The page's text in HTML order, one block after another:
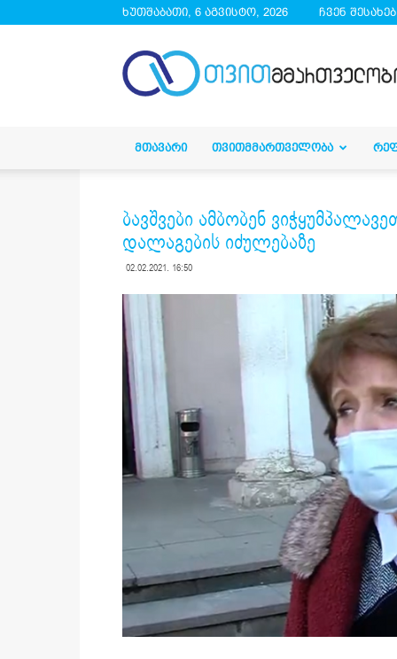
ხუთშაბათი, 6 აგვისტო, 2026 ჩვენ შესახებ
ᲛᲗᲐᲕᲐᲠᲘ ᲗᲕᲘᲗᲛᲛᲐᲠᲗᲕᲔᲚᲝᲑᲐ
ბავშვები ამბობენ
დალაგების იძულებაზე
02.02.2021. 16:50